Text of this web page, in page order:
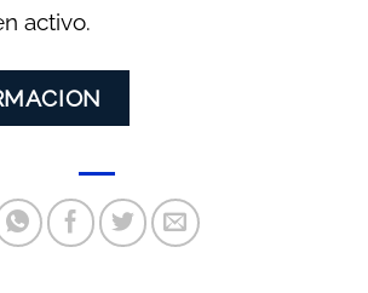
activo.